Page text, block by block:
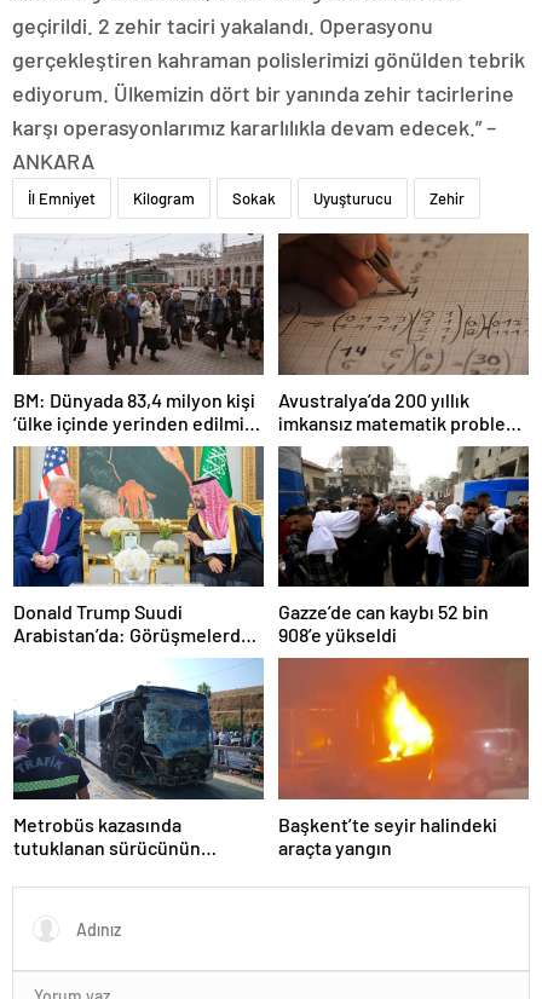
geçirildi. 2 zehir taciri yakalandı. Operasyonu
gerçekleştiren kahraman polislerimizi gönülden tebrik
ediyorum. Ülkemizin dört bir yanında zehir tacirlerine
karşı operasyonlarımız kararlılıkla devam edecek.” –
ANKARA
İl Emniyet Kilogram Sokak Uyuşturucu Zehir
BM: Dünyada 83,4 milyon kişi
‘ülke içinde yerinden edilmiş’
olarak yaşıyor
Avustralya’da 200 yıllık
imkansız matematik problemi
çözüldü
Donald Trump Suudi
Arabistan’da: Görüşmelerde
Gazze’de can kaybı 52 bin
908’e yükseldi
Metrobüs kazasında
tutuklanan sürücünün
Başkent’te seyir halindeki
araçta yangın